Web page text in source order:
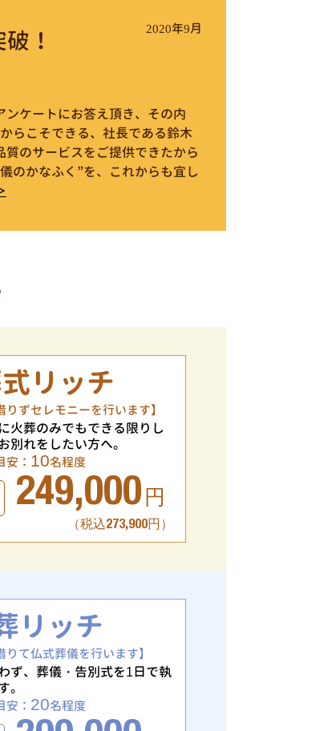
！ 2020年9月
ンケートにお答え頂き、その内
らこそできる、社長である鈴木
のサービスをご提供できたから
のかなふく”を、これからも宜し
リッチ
りずセレモニーを行います】
火葬のみでもできる限りし
別れをしたい方へ。
： 10名程度
249,000 円
（税込273,900円）
リッチ
りて仏式葬儀を行います】
ず、葬儀・告別式を1日で執
。
： 20名程度